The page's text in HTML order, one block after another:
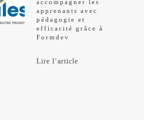
accompagner les
apprenants avec
pédagogie et
efficacité grâce à
Formdev
Lire l’article